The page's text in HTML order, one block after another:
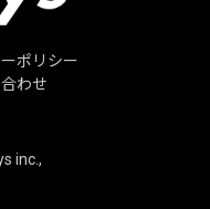
ポリシー
わせ
inc.,